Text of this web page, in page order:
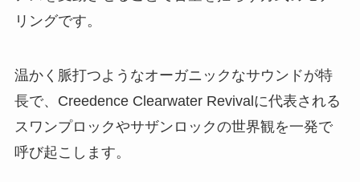
リングです。
温かく脈打つようなオーガニックなサウンドが特
長で、Creedence Clearwater Revivalに代表される
スワンプロックやサザンロックの世界観を一発で
呼び起こします。